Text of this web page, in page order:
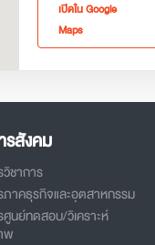
เปิดใน Google
Maps
รสังคม
ชาการ
ภาคธุรกิจและอุตสาหกรรม
ศูนย์ทดสอบ/วิเคราะห์
พ